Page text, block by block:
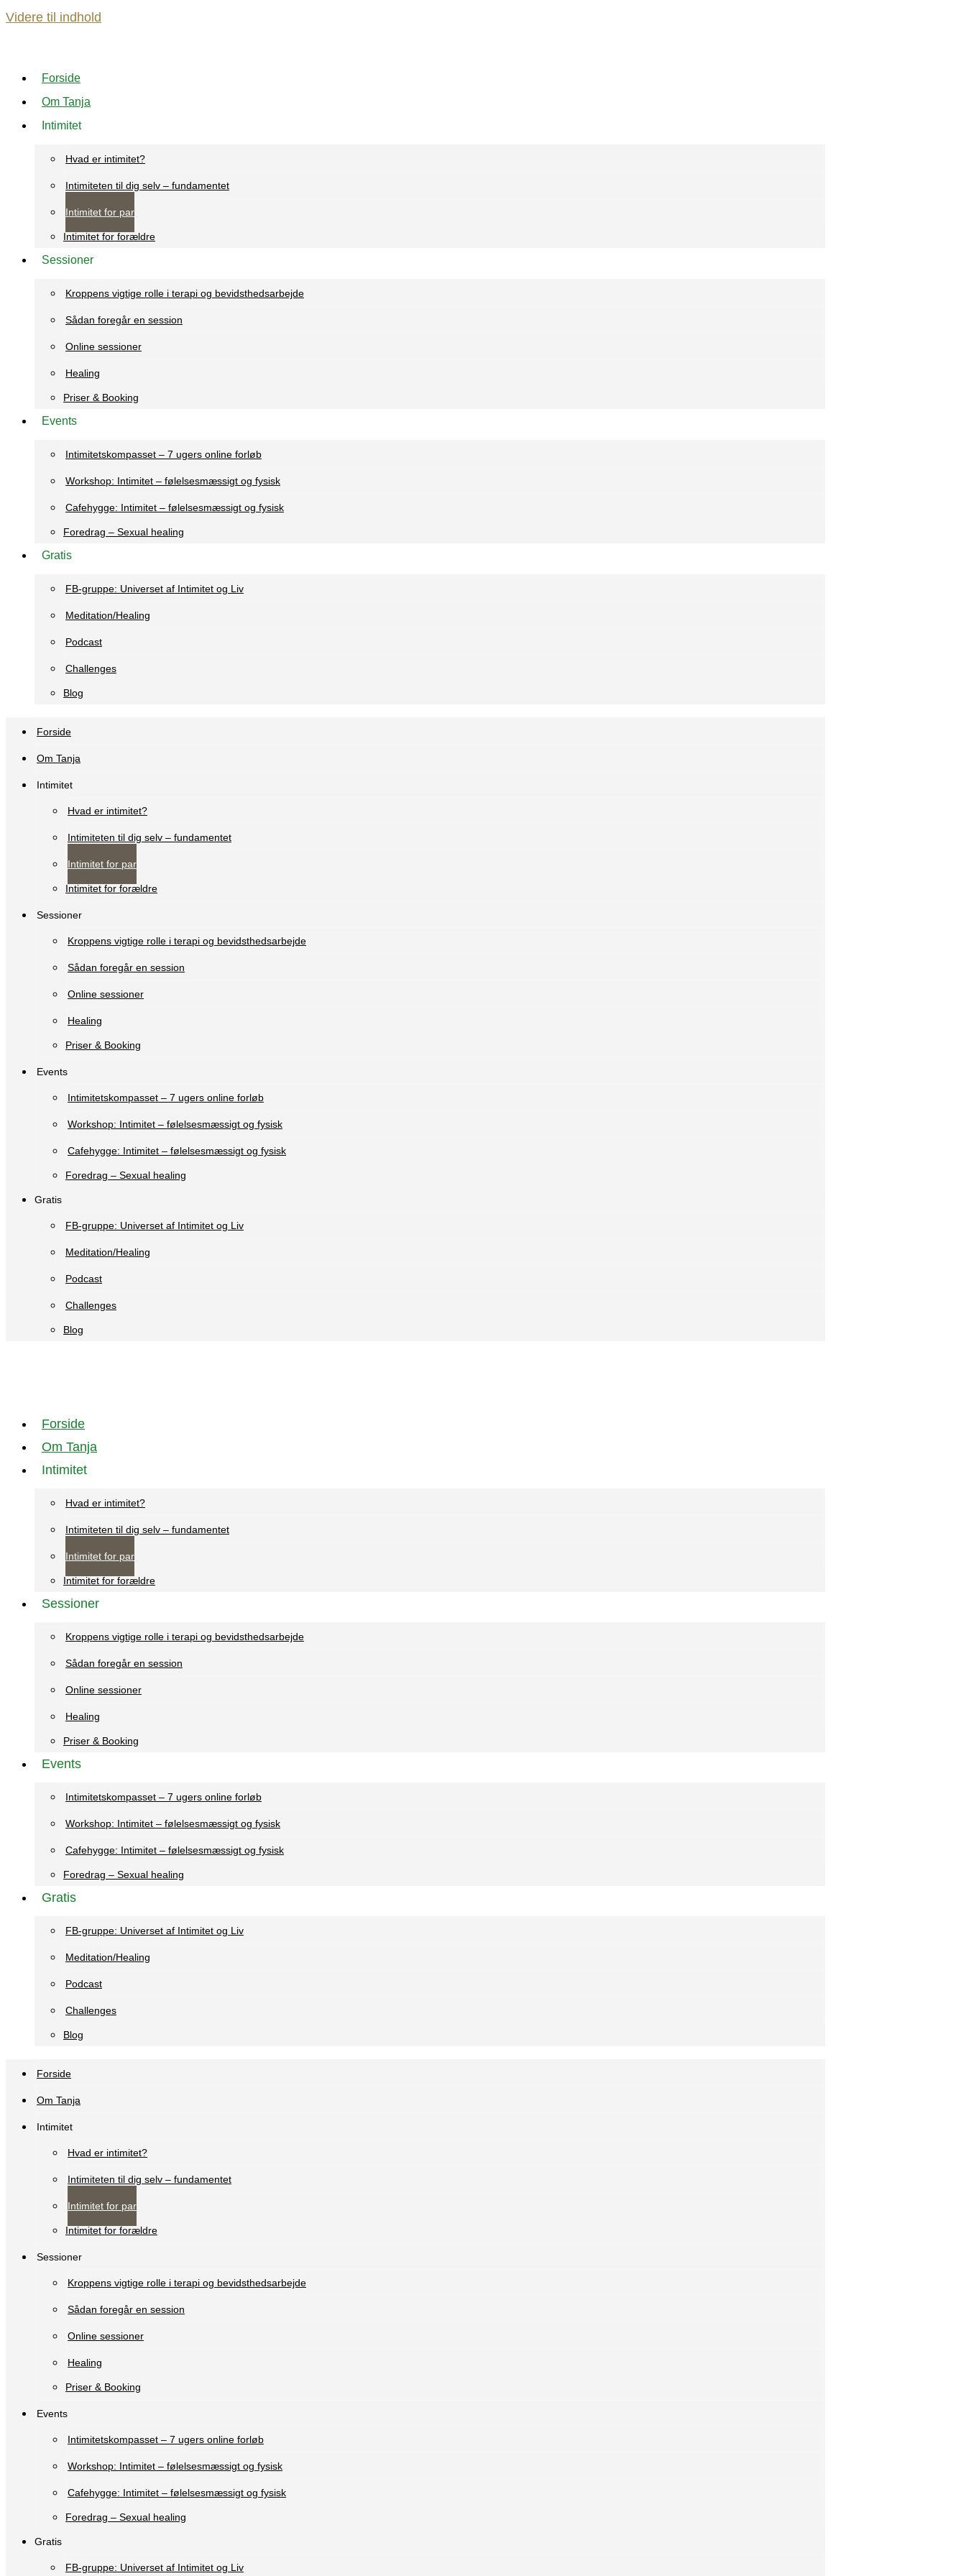
Videre til indhold
Forside
Om Tanja
Intimitet
Hvad er intimitet?
Intimiteten til dig selv – fundamentet
Intimitet for par
Intimitet for forældre
Sessioner
Kroppens vigtige rolle i terapi og bevidsthedsarbejde
Sådan foregår en session
Online sessioner
Healing
Priser & Booking
Events
Intimitetskompasset – 7 ugers online forløb
Workshop: Intimitet – følelsesmæssigt og fysisk
Cafehygge: Intimitet – følelsesmæssigt og fysisk
Foredrag – Sexual healing
Gratis
FB-gruppe: Universet af Intimitet og Liv
Meditation/Healing
Podcast
Challenges
Blog
Forside
Om Tanja
Intimitet
Hvad er intimitet?
Intimiteten til dig selv – fundamentet
Intimitet for par
Intimitet for forældre
Sessioner
Kroppens vigtige rolle i terapi og bevidsthedsarbejde
Sådan foregår en session
Online sessioner
Healing
Priser & Booking
Events
Intimitetskompasset – 7 ugers online forløb
Workshop: Intimitet – følelsesmæssigt og fysisk
Cafehygge: Intimitet – følelsesmæssigt og fysisk
Foredrag – Sexual healing
Gratis
FB-gruppe: Universet af Intimitet og Liv
Meditation/Healing
Podcast
Challenges
Blog
Forside
Om Tanja
Intimitet
Hvad er intimitet?
Intimiteten til dig selv – fundamentet
Intimitet for par
Intimitet for forældre
Sessioner
Kroppens vigtige rolle i terapi og bevidsthedsarbejde
Sådan foregår en session
Online sessioner
Healing
Priser & Booking
Events
Intimitetskompasset – 7 ugers online forløb
Workshop: Intimitet – følelsesmæssigt og fysisk
Cafehygge: Intimitet – følelsesmæssigt og fysisk
Foredrag – Sexual healing
Gratis
FB-gruppe: Universet af Intimitet og Liv
Meditation/Healing
Podcast
Challenges
Blog
Forside
Om Tanja
Intimitet
Hvad er intimitet?
Intimiteten til dig selv – fundamentet
Intimitet for par
Intimitet for forældre
Sessioner
Kroppens vigtige rolle i terapi og bevidsthedsarbejde
Sådan foregår en session
Online sessioner
Healing
Priser & Booking
Events
Intimitetskompasset – 7 ugers online forløb
Workshop: Intimitet – følelsesmæssigt og fysisk
Cafehygge: Intimitet – følelsesmæssigt og fysisk
Foredrag – Sexual healing
Gratis
FB-gruppe: Universet af Intimitet og Liv